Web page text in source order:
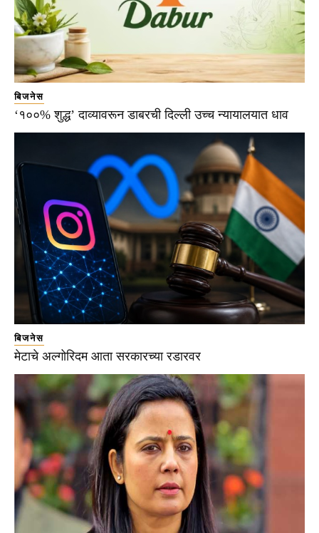
बिजनेस
‘१००% शुद्ध’ दाव्यावरून डाबरची दिल्ली उच्च न्यायालयात धाव
बिजनेस
मेटाचे अल्गोरिदम आता सरकारच्या रडारवर